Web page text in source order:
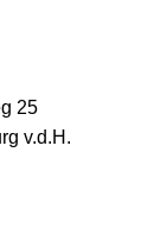
25
v.d.H.